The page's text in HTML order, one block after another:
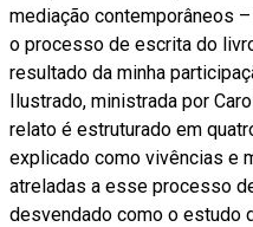
mediação contemporâneos
o processo de escrita do
resultado da minha
Ilustrado, ministrada por
relato é estruturado em
explicado como vivências e
atreladas a esse processo
desvendado como o estudo